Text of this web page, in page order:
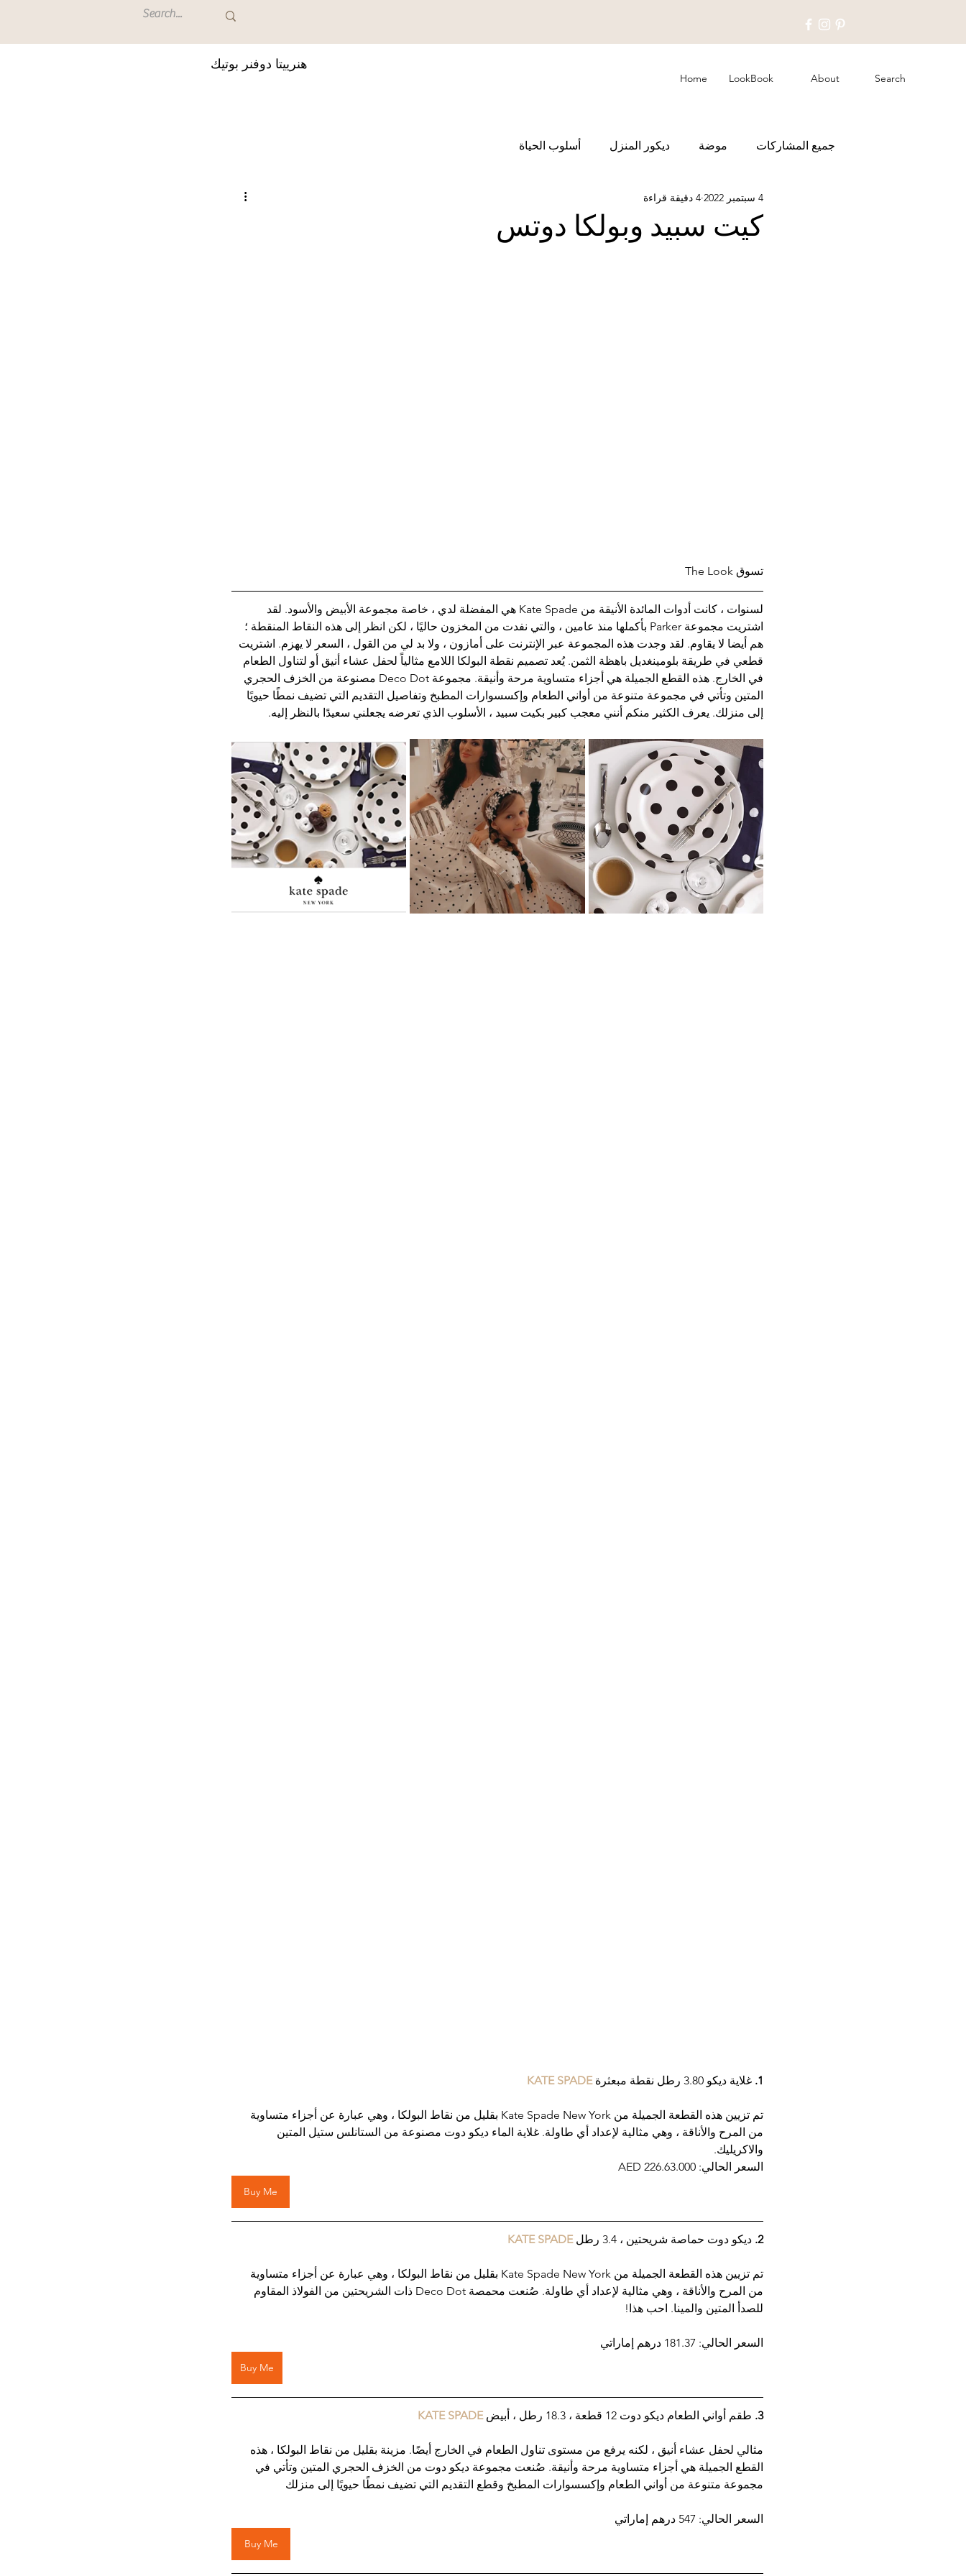
هنرييتا دوفنر بوتيك
Home LookBook About Search
جميع المشاركات موضة ديكور المنزل أسلوب الحياة
كيت سبيد وبولكا دوتس
4 سبتمبر 2022 4 دقيقة قراءة
تسوق The Look
لسنوات ، كانت أدوات المائدة الأنيقة من Kate Spade هي المفضلة لدي ، خاصة مجموعة الأبيض والأسود. لقد
اشتريت مجموعة Parker بأكملها منذ عامين ، والتي نفدت من المخزون حاليًا ، لكن انظر إلى هذه النقاط المنقطة ؛
هم أيضا لا يقاوم. لقد وجدت هذه المجموعة عبر الإنترنت على أمازون ، ولا بد لي من القول ، السعر لا يهزم. اشتريت
قطعي في طريقة بلومينغديل باهظة الثمن. يُعد تصميم نقطة البولكا اللامع مثالياً لحفل عشاء أنيق أو لتناول الطعام
في الخارج. هذه القطع الجميلة هي أجزاء متساوية مرحة وأنيقة. مجموعة Deco Dot مصنوعة من الخزف الحجري
المتين وتأتي في مجموعة متنوعة من أواني الطعام وإكسسوارات المطبخ وتفاصيل التقديم التي تضيف نمطًا حيويًا
إلى منزلك. يعرف الكثير منكم أنني معجب كبير بكيت سبيد ، الأسلوب الذي تعرضه يجعلني سعيدًا بالنظر إليه.
1. غلاية ديكو 3.80 رطل نقطة مبعثرة KATE SPADE
تم تزيين هذه القطعة الجميلة من Kate Spade New York بقليل من نقاط البولكا ، وهي عبارة عن أجزاء متساوية
من المرح والأناقة ، وهي مثالية لإعداد أي طاولة. غلاية الماء ديكو دوت مصنوعة من الستانلس ستيل المتين
والاكريليك.
السعر الحالي: AED 226.63.000
Buy Me
2. ديكو دوت حماصة شريحتين ، 3.4 رطل KATE SPADE
تم تزيين هذه القطعة الجميلة من Kate Spade New York بقليل من نقاط البولكا ، وهي عبارة عن أجزاء متساوية
من المرح والأناقة ، وهي مثالية لإعداد أي طاولة. صُنعت محمصة Deco Dot ذات الشريحتين من الفولاذ المقاوم
للصدأ المتين والمينا. احب هذا!
السعر الحالي: 181.37 درهم إماراتي
Buy Me
3. طقم أواني الطعام ديكو دوت 12 قطعة ، 18.3 رطل ، أبيض KATE SPADE
مثالي لحفل عشاء أنيق ، لكنه يرفع من مستوى تناول الطعام في الخارج أيضًا. مزينة بقليل من نقاط البولكا ، هذه
القطع الجميلة هي أجزاء متساوية مرحة وأنيقة. صُنعت مجموعة ديكو دوت من الخزف الحجري المتين وتأتي في
مجموعة متنوعة من أواني الطعام وإكسسوارات المطبخ وقطع التقديم التي تضيف نمطًا حيويًا إلى منزلك
السعر الحالي: 547 درهم إماراتي
Buy Me